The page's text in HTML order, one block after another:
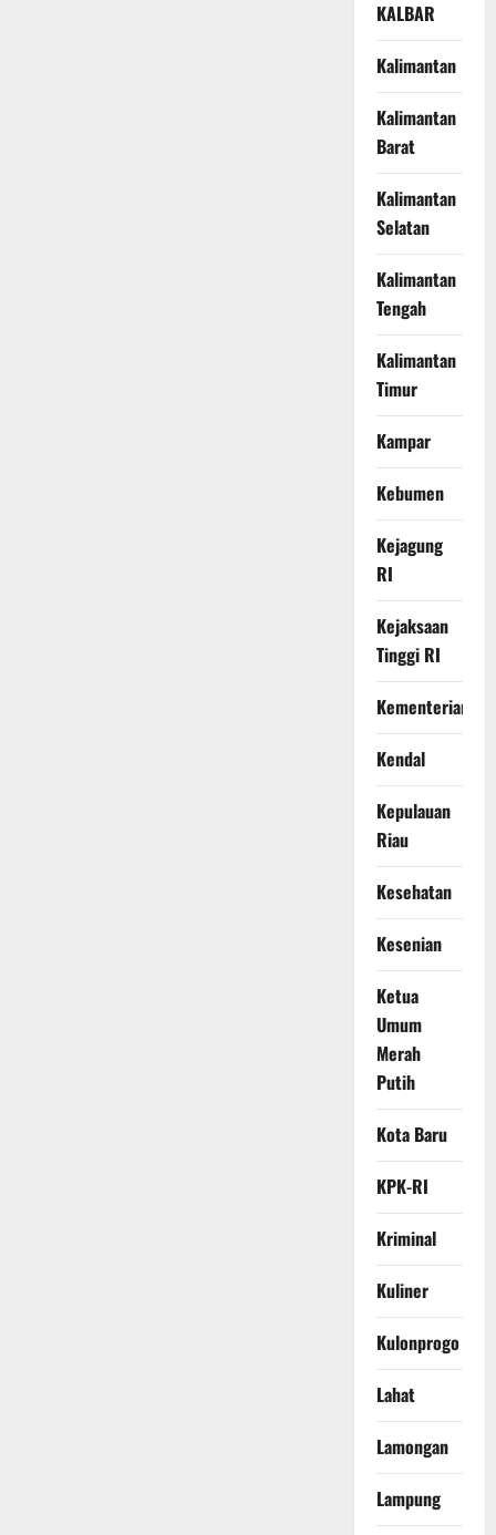
KALBAR
Kalimantan
Kalimantan
Barat
Kalimantan
Selatan
Kalimantan
Tengah
Kalimantan
Timur
Kampar
Kebumen
Kejagung
RI
Kejaksaan
Tinggi RI
Kementerian
Kendal
Kepulauan
Riau
Kesehatan
Kesenian
Ketua
Umum
Merah
Putih
Kota Baru
KPK-RI
Kriminal
Kuliner
Kulonprogo
Lahat
Lamongan
Lampung